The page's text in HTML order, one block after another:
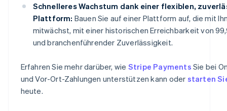
Schnelleres Wachstum dank einer flexiblen,
Plattform: Bauen Sie auf einer Plattform auf, die mit
mitwächst, mit einer historischen Erreichbarkeit von
und branchenführender Zuverlässigkeit.
Erfahren Sie mehr darüber, wie Stripe Payments Sie bei
und Vor-Ort-Zahlungen unterstützen kann oder starten
heute.